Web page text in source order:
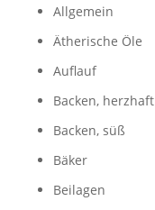
Allgemein
Ätherische Öle
Auflauf
Backen, herzhaft
Backen, süß
Bäker
Beilagen